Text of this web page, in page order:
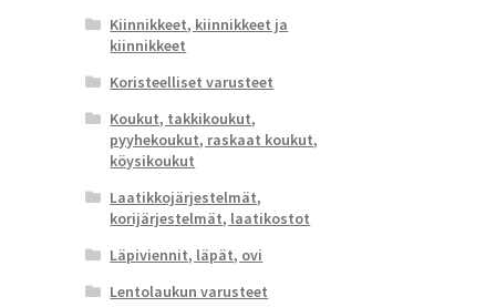
Kiinnikkeet, kiinnikkeet ja
kiinnikkeet
Koristeelliset varusteet
Koukut, takkikoukut,
pyyhekoukut, raskaat koukut,
köysikoukut
Laatikkojärjestelmät,
korijärjestelmät, laatikostot
Läpiviennit, läpät, ovi
Lentolaukun varusteet